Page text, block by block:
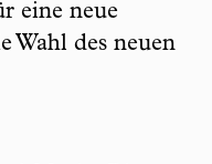
eine neue
Wahl des neuen